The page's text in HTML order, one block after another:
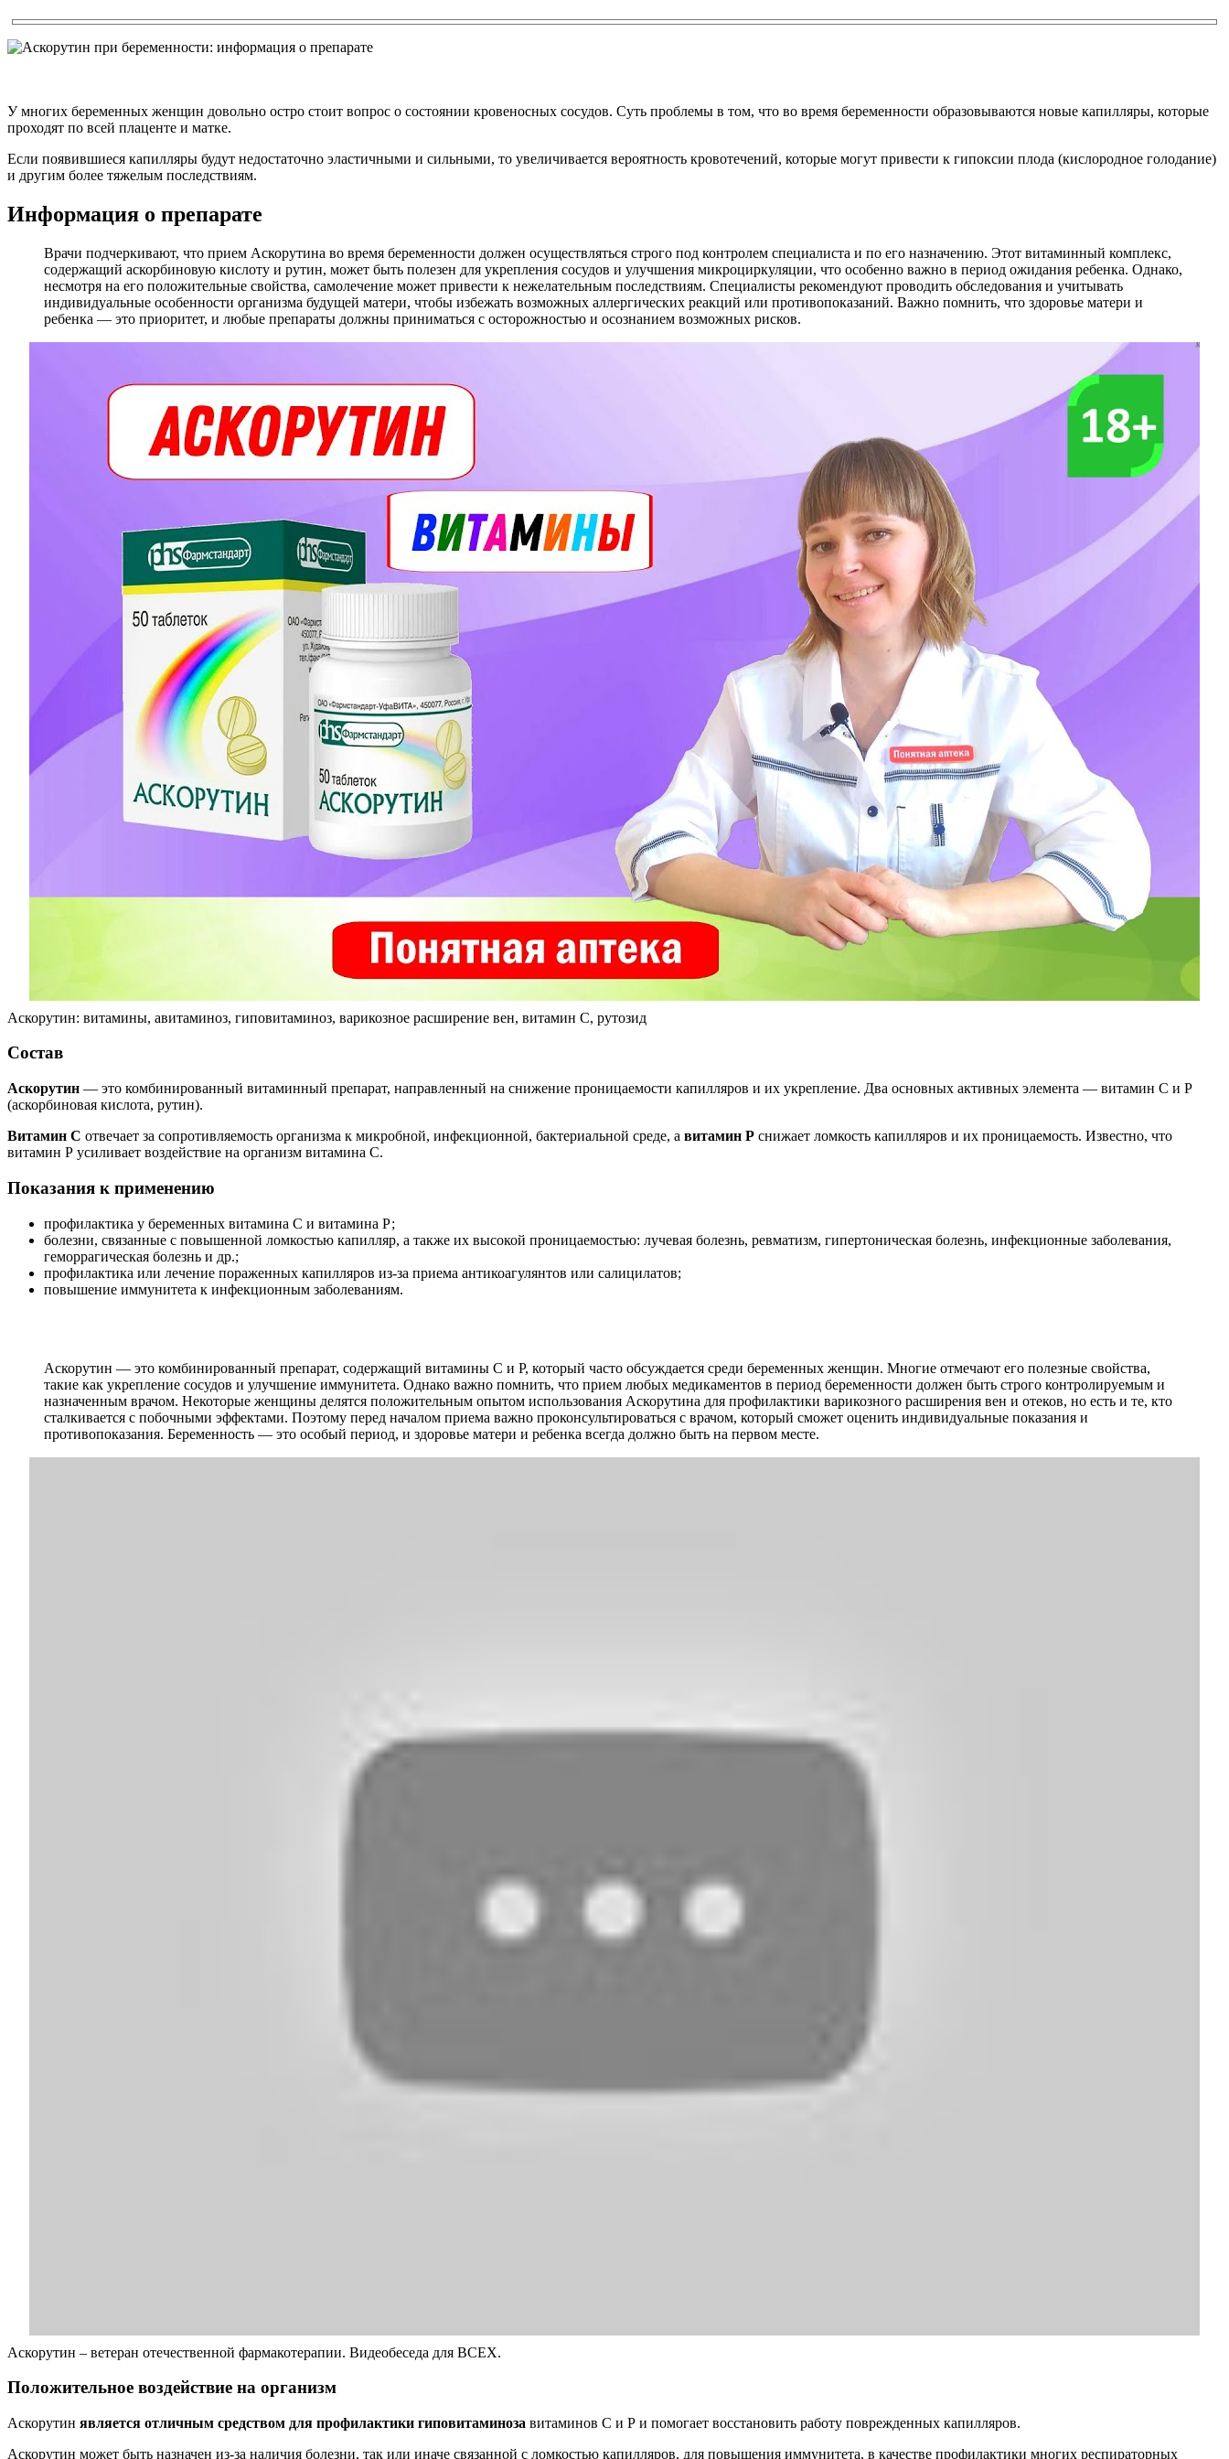
У многих беременных женщин довольно остро стоит вопрос о состоянии кровеносных сосудов. Суть проблемы в том, что во время беременности образовываются новые капилляры, которые
проходят по всей плаценте и матке.
Если появившиеся капилляры будут недостаточно эластичными и сильными, то увеличивается вероятность кровотечений, которые могут привести к гипоксии плода (кислородное голодание)
и другим более тяжелым последствиям.
Информация о препарате
Врачи подчеркивают, что прием Аскорутина во время беременности должен осуществляться строго под контролем специалиста и по его назначению. Этот витаминный комплекс,
содержащий аскорбиновую кислоту и рутин, может быть полезен для укрепления сосудов и улучшения микроциркуляции, что особенно важно в период ожидания ребенка. Однако,
несмотря на его положительные свойства, самолечение может привести к нежелательным последствиям. Специалисты рекомендуют проводить обследования и учитывать
индивидуальные особенности организма будущей матери, чтобы избежать возможных аллергических реакций или противопоказаний. Важно помнить, что здоровье матери и
ребенка — это приоритет, и любые препараты должны приниматься с осторожностью и осознанием возможных рисков.
Аскорутин: витамины, авитаминоз, гиповитаминоз, варикозное расширение вен, витамин С, рутозид
Состав
Аскорутин — это комбинированный витаминный препарат, направленный на снижение проницаемости капилляров и их укрепление. Два основных активных элемента — витамин С и Р
(аскорбиновая кислота, рутин).
Витамин С отвечает за сопротивляемость организма к микробной, инфекционной, бактериальной среде, а витамин Р снижает ломкость капилляров и их проницаемость. Известно, что
витамин Р усиливает воздействие на организм витамина С.
Показания к применению
профилактика у беременных витамина С и витамина Р;
болезни, связанные с повышенной ломкостью капилляр, а также их высокой проницаемостью: лучевая болезнь, ревматизм, гипертоническая болезнь, инфекционные заболевания,
геморрагическая болезнь и др.;
профилактика или лечение пораженных капилляров из-за приема антикоагулянтов или салицилатов;
повышение иммунитета к инфекционным заболеваниям.
Аскорутин — это комбинированный препарат, содержащий витамины C и P, который часто обсуждается среди беременных женщин. Многие отмечают его полезные свойства,
такие как укрепление сосудов и улучшение иммунитета. Однако важно помнить, что прием любых медикаментов в период беременности должен быть строго контролируемым и
назначенным врачом. Некоторые женщины делятся положительным опытом использования Аскорутина для профилактики варикозного расширения вен и отеков, но есть и те, кто
сталкивается с побочными эффектами. Поэтому перед началом приема важно проконсультироваться с врачом, который сможет оценить индивидуальные показания и
противопоказания. Беременность — это особый период, и здоровье матери и ребенка всегда должно быть на первом месте.
Аскорутин – ветеран отечественной фармакотерапии. Видеобеседа для ВСЕХ.
Положительное воздействие на организм
Аскорутин является отличным средством для профилактики гиповитаминоза витаминов С и Р и помогает восстановить работу поврежденных капилляров.
Аскорутин может быть назначен из-за наличия болезни, так или иначе связанной с ломкостью капилляров, для повышения иммунитета, в качестве профилактики многих респираторных